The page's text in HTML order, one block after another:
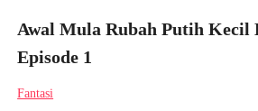
Awal Mula Rubah Putih Kecil
Episode 1
Fantasi